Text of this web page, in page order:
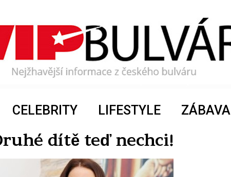
CELEBRITY LIFESTYLE ZÁBAVA
dítě teď nechci!